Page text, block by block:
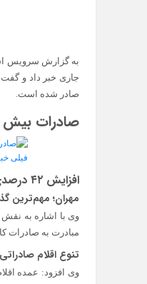
به گزارش سرویس
صادر شده است.
صادرات بیش از ۶۹۵ میلیون دلار از مهران
افزایش ۴۲ درصدی صادرات مهران در شهریورماه
مهران؛ مهم‌ترین
مبادرت به صادرات
تنوع اقلام
وی افزود: عمده